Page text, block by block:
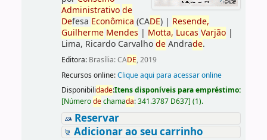
Administrativo de
Defesa Econômica (CADE)| Resende,
Guilherme Mendes | Motta, Lucas Varjão|
Lima, Ricardo CarvalhodeAndrade.
Editora: Brasília: CADE, 2019
Recursos online:Clique aqui para acessar online
Disponibilidade:Itens disponíveis para empréstimo:
[Númerodechamada:341.3787 D637] (1).
Reservar
Adicionar ao seu carrinho